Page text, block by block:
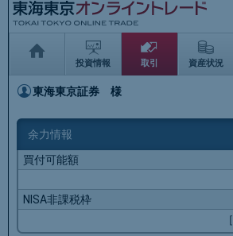
投資情報 取引 資産状況
東海東京証券
様
余力情報
買付可能額
NISA非課税枠